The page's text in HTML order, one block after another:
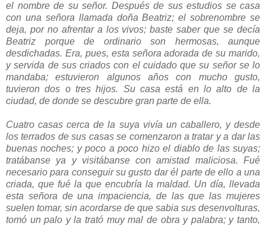
el nombre de su señor. Después de sus estudios se casa
con una señora llamada doña Beatriz; el sobrenombre se
deja, por no afrentar a los vivos; baste saber que se decía
Beatriz porque de ordinario son hermosas, aunque
desdichadas. Era, pues, esta señora adorada de su marido,
y servida de sus criados con el cuidado que su señor se lo
mandaba; estuvieron algunos años con mucho gusto,
tuvieron dos o tres hijos. Su casa está en lo alto de la
ciudad, de donde se descubre gran parte de ella.
Cuatro casas cerca de la suya vivía un caballero, y desde
los terrados de sus casas se comenzaron a tratar y a dar las
buenas noches; y poco a poco hizo el diablo de las suyas;
tratábanse ya y visitábanse con amistad maliciosa. Fué
necesario para conseguir su gusto dar él parte de ello a una
criada, que fué la que encubría la maldad. Un día, llevada
esta señora de una impaciencia, de las que las mujeres
suelen tomar, sin acordarse de que sabia sus desenvolturas,
tomó un palo y la trató muy mal de obra y palabra; y tanto,